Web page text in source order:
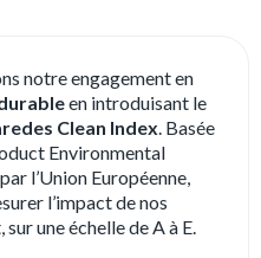
notre engagement en
en introduisant le
Clean Index. Basée
Environmental
l’Union Européenne,
l’impact de nos
une échelle de A à E.